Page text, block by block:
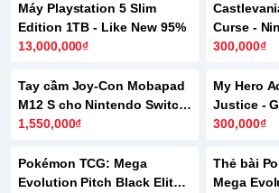
Máy Playstation 5 Slim
Edition 1TB - Like New 95%
13,000,000₫
Curse -
300,000₫
Tay cầm Joy-Con Mobapad
M12 S cho Nintendo Switch
2
1,550,000₫
My Hero
Justice -
Switch 2
300,000₫
Pokémon TCG: Mega
Evolution Pitch Black Elite
Thẻ bài
Mega